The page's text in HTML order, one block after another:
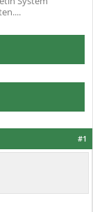
#1